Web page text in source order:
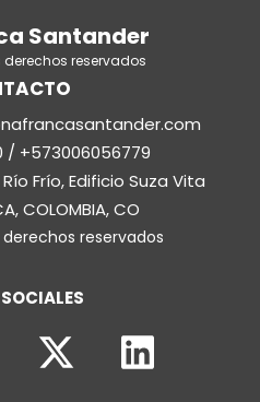
Santander
reservados
/ +573006056779
Frío, Edificio Suza Vita
COLOMBIA, CO
reservados
SOCIALES